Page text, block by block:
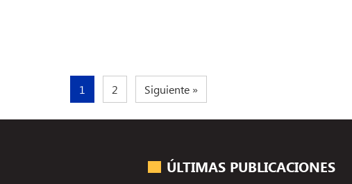
1 2 Siguiente »
ÚLTIMAS PUBLICACIONES